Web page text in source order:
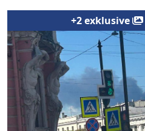
+2 exklusive